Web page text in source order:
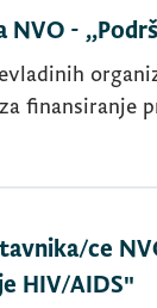
-
finansiranje
ce
HIV/AIDS"